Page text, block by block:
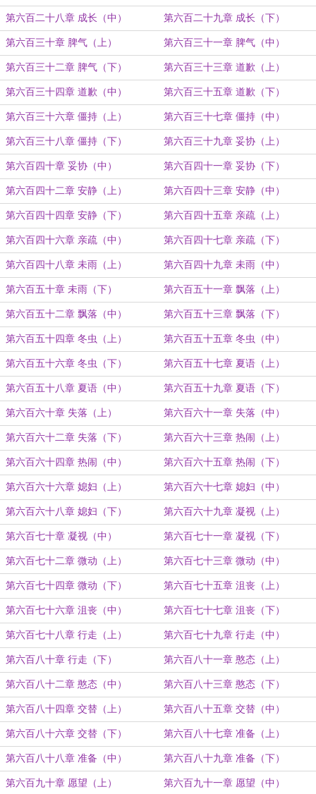
第六百二十八章 成长（中） 第六百二十九章 成长（下）
第六百三十章 脾气（上） 第六百三十一章 脾气（中）
第六百三十二章 脾气（下） 第六百三十三章 道歉（上）
第六百三十四章 道歉（中） 第六百三十五章 道歉（下）
第六百三十六章 僵持（上） 第六百三十七章 僵持（中）
第六百三十八章 僵持（下） 第六百三十九章 妥协（上）
第六百四十章 妥协（中） 第六百四十一章 妥协（下）
第六百四十二章 安静（上） 第六百四十三章 安静（中）
第六百四十四章 安静（下） 第六百四十五章 亲疏（上）
第六百四十六章 亲疏（中） 第六百四十七章 亲疏（下）
第六百四十八章 未雨（上） 第六百四十九章 未雨（中）
第六百五十章 未雨（下） 第六百五十一章 飘落（上）
第六百五十二章 飘落（中） 第六百五十三章 飘落（下）
第六百五十四章 冬虫（上） 第六百五十五章 冬虫（中）
第六百五十六章 冬虫（下） 第六百五十七章 夏语（上）
第六百五十八章 夏语（中） 第六百五十九章 夏语（下）
第六百六十章 失落（上） 第六百六十一章 失落（中）
第六百六十二章 失落（下） 第六百六十三章 热闹（上）
第六百六十四章 热闹（中） 第六百六十五章 热闹（下）
第六百六十六章 媳妇（上） 第六百六十七章 媳妇（中）
第六百六十八章 媳妇（下） 第六百六十九章 凝视（上）
第六百七十章 凝视（中） 第六百七十一章 凝视（下）
第六百七十二章 微动（上） 第六百七十三章 微动（中）
第六百七十四章 微动（下） 第六百七十五章 沮丧（上）
第六百七十六章 沮丧（中） 第六百七十七章 沮丧（下）
第六百七十八章 行走（上） 第六百七十九章 行走（中）
第六百八十章 行走（下） 第六百八十一章 憨态（上）
第六百八十二章 憨态（中） 第六百八十三章 憨态（下）
第六百八十四章 交替（上） 第六百八十五章 交替（中）
第六百八十六章 交替（下） 第六百八十七章 准备（上）
第六百八十八章 准备（中） 第六百八十九章 准备（下）
第六百九十章 愿望（上） 第六百九十一章 愿望（中）